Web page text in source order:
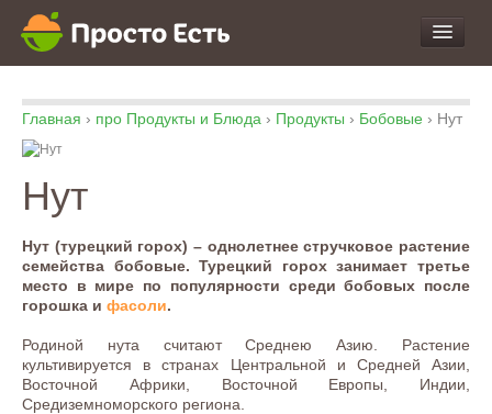
про Еду
про Экспертизу
Главная › про Продукты и Блюда › Продукты › Бобовые › Нут
Нут
Нут (турецкий горох) – однолетнее стручковое растение
семейства бобовые. Турецкий горох занимает третье
место в мире по популярности среди бобовых после
горошка и фасоли.
Родиной нута считают Среднею Азию. Растение
культивируется в странах Центральной и Средней Азии,
Восточной Африки, Восточной Европы, Индии,
Средиземноморского региона.